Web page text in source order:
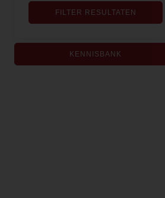
FILTER RESULTATEN
KENNISBANK